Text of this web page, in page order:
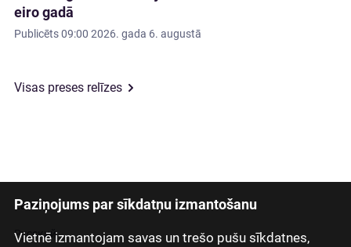
Paziņojums par sīkdatņu izmantošanu
Vietnē izmantojam savas un trešo pušu sīkdatnes,
eiro gadā
Publicēts09:00 2026. gada 6. augustā
Visas preses relīzes
Latviski
Русский